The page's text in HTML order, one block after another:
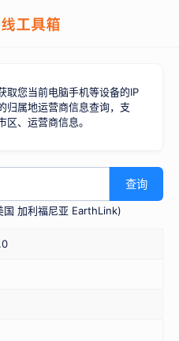
取您当前电脑手机等设备的IP
归属地运营商信息查询，支
、运营商信息。
查询
国 加利福尼亚 EarthLink)